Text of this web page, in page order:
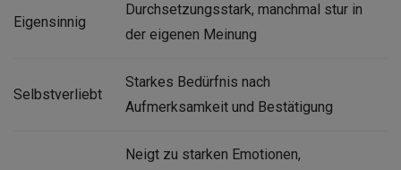
Eigensinnig
Durchsetzungsstark, manchmal stur in
der eigenen Meinung
Selbstverliebt
Starkes Bedürfnis nach
Aufmerksamkeit und Bestätigung
Neigt zu starken Emotionen,